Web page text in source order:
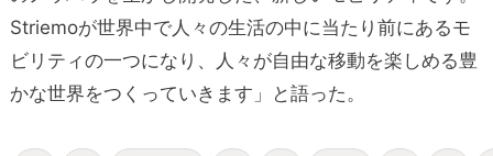
Striemoが世界中で人々の生活の中に当たり前にあるモ
ビリティの一つになり、人々が自由な移動を楽しめる豊
かな世界をつくっていきます」と語った。